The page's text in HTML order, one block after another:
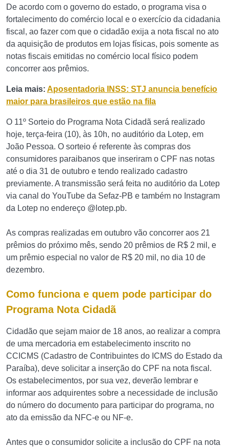
De acordo com o governo do estado, o programa visa o
fortalecimento do comércio local e o exercício da cidadania
fiscal, ao fazer com que o cidadão exija a nota fiscal no ato
da aquisição de produtos em lojas físicas, pois somente as
notas fiscais emitidas no comércio local físico podem
concorrer aos prêmios.
Leia mais: Aposentadoria INSS: STJ anuncia benefício
maior para brasileiros que estão na fila
O 11º Sorteio do Programa Nota Cidadã será realizado
hoje, terça-feira (10), às 10h, no auditório da Lotep, em
João Pessoa. O sorteio é referente às compras dos
consumidores paraibanos que inseriram o CPF nas notas
até o dia 31 de outubro e tendo realizado cadastro
previamente. A transmissão será feita no auditório da Lotep
via canal do YouTube da Sefaz-PB e também no Instagram
da Lotep no endereço @lotep.pb.
As compras realizadas em outubro vão concorrer aos 21
prêmios do próximo mês, sendo 20 prêmios de R$ 2 mil, e
um prêmio especial no valor de R$ 20 mil, no dia 10 de
dezembro.
Como funciona e quem pode participar do
Programa Nota Cidadã
Cidadão que sejam maior de 18 anos, ao realizar a compra
de uma mercadoria em estabelecimento inscrito no
CCICMS (Cadastro de Contribuintes do ICMS do Estado da
Paraíba), deve solicitar a inserção do CPF na nota fiscal.
Os estabelecimentos, por sua vez, deverão lembrar e
informar aos adquirentes sobre a necessidade de inclusão
do número do documento para participar do programa, no
ato da emissão da NFC-e ou NF-e.
Antes que o consumidor solicite a inclusão do CPF na nota